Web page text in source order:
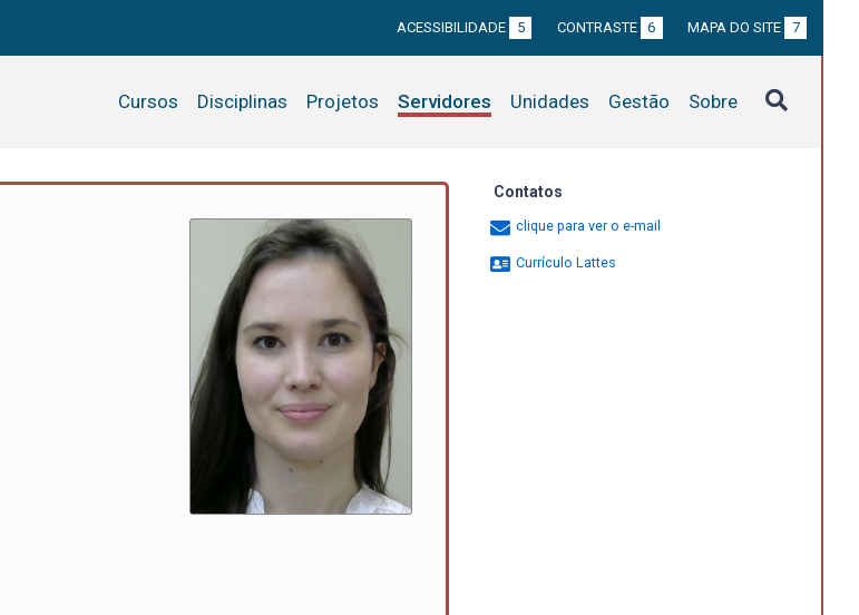
ACESSIBILIDADE 5 CONTRASTE 6 MAPA DO SITE 7
Cursos Disciplinas Projetos Servidores Unidades Gestão Sobre
Contatos
clique para ver o e-mail
Currículo Lattes